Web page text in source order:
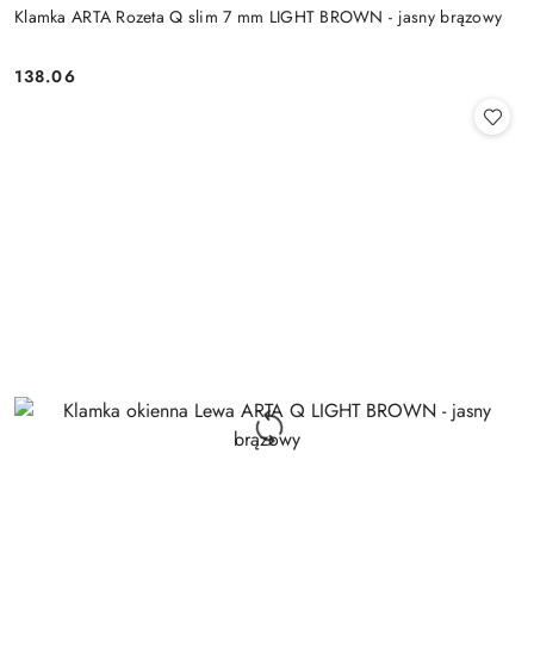
Klamka ARTA Rozeta Q slim 7 mm LIGHT BROWN - jasny brązowy
Cena:
138.06